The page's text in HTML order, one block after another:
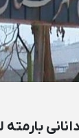
بارمتە